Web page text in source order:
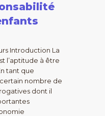
Introduction La
l’aptitude à être
tant que
certain nombre de
dont il